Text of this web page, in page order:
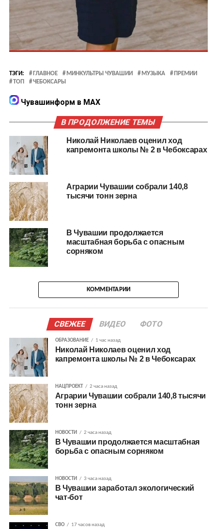
ТЭГИ: ГЛАВНОЕ МИНКУЛЬТРЫ ЧУВАШИИ МУЗЫКА
ПРЕМИИ
ТОП
ЧЕБОКСАРЫ
Чувашинформ в MAX
В ПРОДОЛЖЕНИЕ ТЕМЫ
Николай Николаев оценил ход
капремонта школы № 2 в Чебоксарах
Аграрии Чувашии собрали 140,8
тысячи тонн зерна
В Чувашии продолжается
масштабная борьба с опасным
сорняком
КОММЕНТАРИИ
СВЕЖЕЕ ВИДЕО ФОТО
ОБРАЗОВАНИЕ 1 час назад
Николай Николаев оценил ход
капремонта школы № 2 в Чебоксарах
НАЦПРОЕКТ 2 часа назад
Аграрии Чувашии собрали 140,8 тысячи
тонн зерна
НОВОСТИ 2 часа назад
В Чувашии продолжается масштабная
борьба с опасным сорняком
НОВОСТИ 3 часа назад
В Чувашии заработал экологический
чат-бот
СВО 17 часов назад